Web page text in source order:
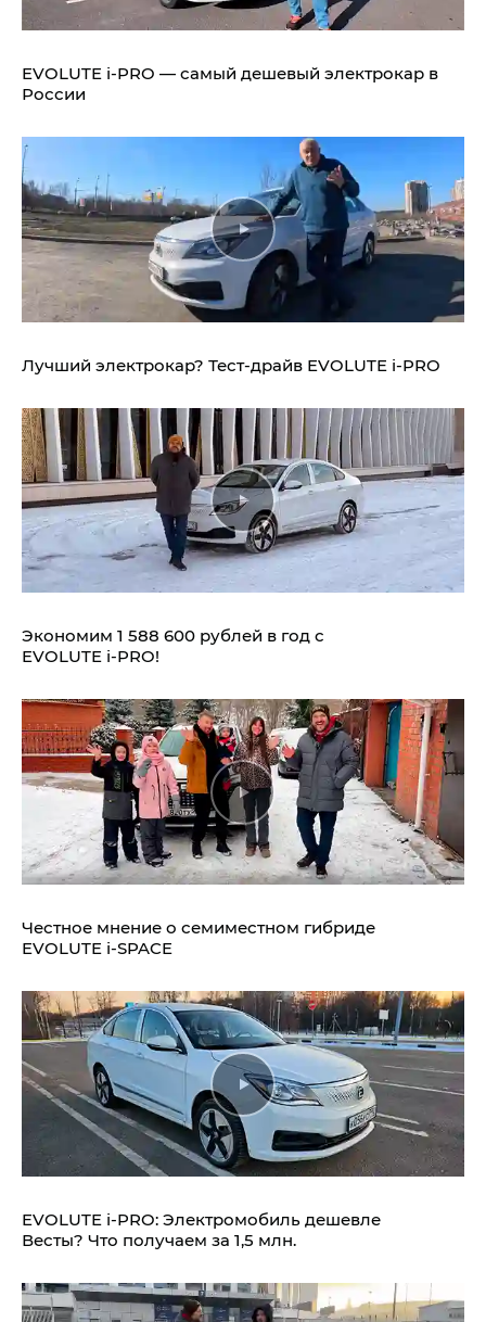
EVOLUTE i‑PRO — самый дешевый электрокар в
России
Лучший электрокар? Тест-драйв EVOLUTE i‑PRO
Экономим 1 588 600 рублей в год с
EVOLUTE i‑PRO!
Честное мнение о семиместном гибриде
EVOLUTE i‑SPACE
EVOLUTE i‑PRO: Электромобиль дешевле
Весты? Что получаем за 1,5 млн.